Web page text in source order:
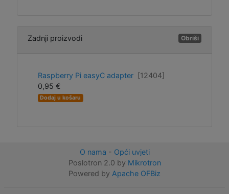
Zadnji proizvodi Obriši
Raspberry Pi easyC adapter
[12404]
0,95 €
Dodaj u košaru
O nama - Opći uvjeti
Poslotron 2.0 by Mikrotron
Powered by Apache OFBiz